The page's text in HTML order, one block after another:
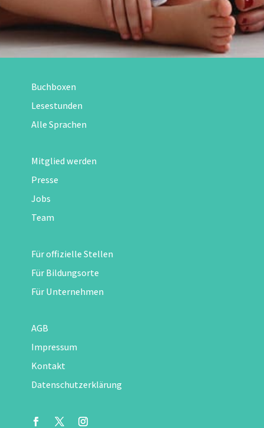
Buchboxen
Lesestunden
Alle Sprachen
Mitglied werden
Presse
Jobs
Team
Für offizielle Stellen
Für Bildungsorte
Für Unternehmen
AGB
Impressum
Kontakt
Datenschutzerklärung